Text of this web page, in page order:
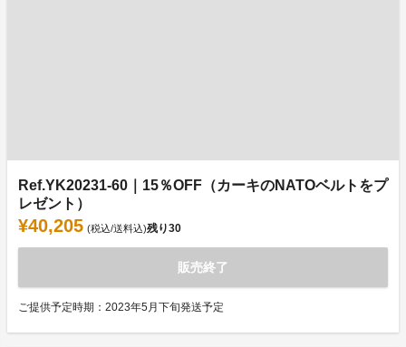
Ref.YK20231-60｜15％OFF（カーキのNATOベルトをプ
レゼント）
¥40,205 (税込/送料込)残り30
販売終了
ご提供予定時期：2023年5月下旬発送予定